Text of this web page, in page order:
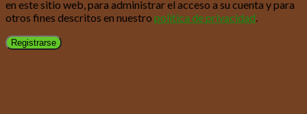
en este sitio web, para administrar el acceso a su cuenta y para
otros fines descritos en nuestro política de privacidad.
Registrarse